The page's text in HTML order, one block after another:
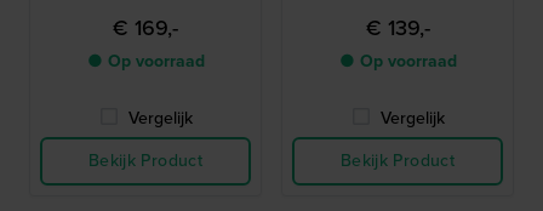
€ 169,-
● Op voorraad
Vergelijk
Bekijk Product
€ 139,-
● Op voorraad
Vergelijk
Bekijk Product